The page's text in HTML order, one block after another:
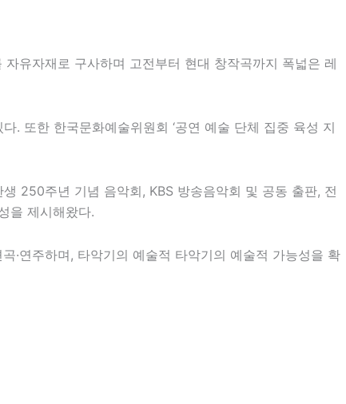
유자재로 구사하며 고전부터 현대 창작곡까지 폭넓은 레
다. 또한 한국문화예술위원회 ‘공연 예술 단체 집중 육성 지
250주년 기념 음악회, KBS 방송음악회 및 공동 출판, 전
을 제시해왔다.
·연주하며, 타악기의 예술적 타악기의 예술적 가능성을 확